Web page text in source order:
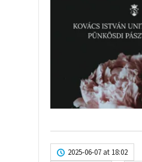
2025-06-07 at 18:02